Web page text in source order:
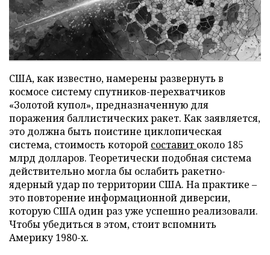
США, как известно, намерены развернуть в
космосе систему спутников-перехватчиков
«Золотой купол», предназначенную для
поражения баллистических ракет. Как заявляется,
это должна быть поистине циклопическая
система, стоимость которой составит около 185
млрд долларов. Теоретически подобная система
действительно могла бы ослабить ракетно-
ядерный удар по территории США. На практике –
это повторение информационной диверсии,
которую США один раз уже успешно реализовали.
Чтобы убедиться в этом, стоит вспомнить
Америку 1980-х.